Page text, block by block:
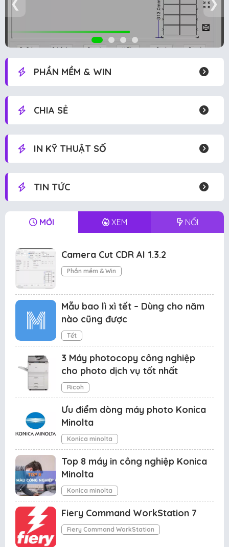
❮ ❯
PHẦN MỀM & WIN
CHIA SẺ
IN KỸ THUẬT SỐ
TIN TỨC
MỚI XEM NỔI
Camera Cut CDR AI 1.3.2
Phần mềm & Win
Mẫu bao lì xì tết – Dùng cho năm
nào cũng được
Tết
3 Máy photocopy công nghiệp
cho photo dịch vụ tốt nhất
Ricoh
Ưu điểm dòng máy photo Konica
Minolta
Konica minolta
Top 8 máy in công nghiệp Konica
Minolta
Konica minolta
Fiery Command WorkStation 7
Fiery Command WorkStation